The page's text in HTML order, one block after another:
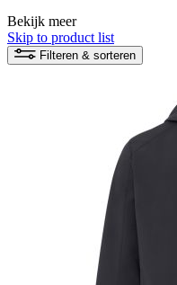
het dagelijks leven voor een
VAUDE wandelkleding voor
milieuvriendelijk en van
Bekijk meer
Skip to product list
Filteren & sorteren